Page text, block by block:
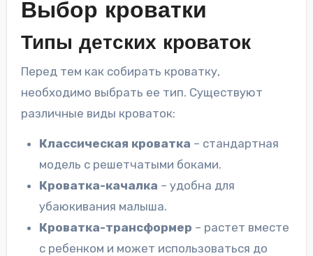
Выбор кроватки
Типы детских кроваток
Перед тем как собирать кроватку,
необходимо выбрать ее тип. Существуют
различные виды кроваток:
Классическая кроватка – стандартная
модель с решетчатыми боками.
Кроватка-качалка – удобна для
убаюкивания малыша.
Кроватка-трансформер – растет вместе
с ребенком и может использоваться до